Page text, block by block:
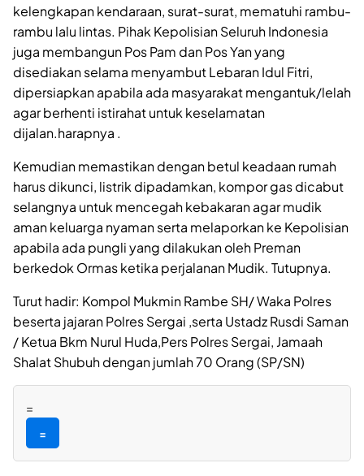
kelengkapan kendaraan, surat-surat, mematuhi rambu-
rambu lalu lintas. Pihak Kepolisian Seluruh Indonesia
juga membangun Pos Pam dan Pos Yan yang
disediakan selama menyambut Lebaran Idul Fitri,
dipersiapkan apabila ada masyarakat mengantuk/lelah
agar berhenti istirahat untuk keselamatan
dijalan.harapnya .
Kemudian memastikan dengan betul keadaan rumah
harus dikunci, listrik dipadamkan, kompor gas dicabut
selangnya untuk mencegah kebakaran agar mudik
aman keluarga nyaman serta melaporkan ke Kepolisian
apabila ada pungli yang dilakukan oleh Preman
berkedok Ormas ketika perjalanan Mudik. Tutupnya.
Turut hadir: Kompol Mukmin Rambe SH/ Waka Polres
beserta jajaran Polres Sergai ,serta Ustadz Rusdi Saman
/ Ketua Bkm Nurul Huda,Pers Polres Sergai, Jamaah
Shalat Shubuh dengan jumlah 70 Orang (SP/SN)
=
=